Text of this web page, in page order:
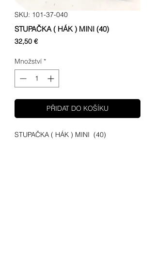
SKU: 101-37-040
STUPAČKA ( HÁK ) MINI (40)
32,50 €Cena
Množství *
PŘIDAT DO KOŠÍKU
STUPAČKA ( HÁK ) MINI (40)